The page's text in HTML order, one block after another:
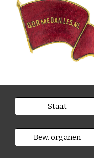
Staat
Bew. organen